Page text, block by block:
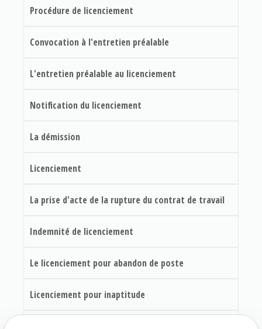
Procédure de licenciement
Convocation à l'entretien préalable
L'entretien préalable au licenciement
Notification du licenciement
La démission
Licenciement
La prise d'acte de la rupture du contrat de travail
Indemnité de licenciement
Le licenciement pour abandon de poste
Licenciement pour inaptitude